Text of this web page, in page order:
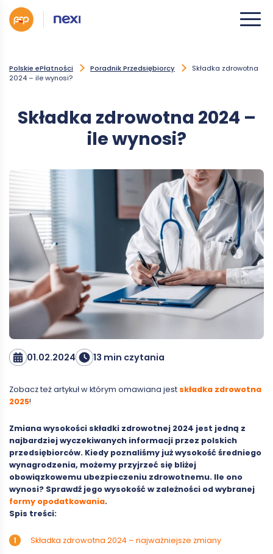
Polskie ePłatności Poradnik Przedsiębiorcy
Składka zdrowotna
2024 – ile wynosi?
Składka zdrowotna 2024 –
ile wynosi?
01.02.2024 13 min czytania
Zobacz też artykuł w którym omawiana jest składka zdrowotna
2025!
Zmiana wysokości składki zdrowotnej 2024 jest jedną z
najbardziej wyczekiwanych informacji przez polskich
przedsiębiorców. Kiedy poznaliśmy już wysokość średniego
wynagrodzenia, możemy przyjrzeć się bliżej
obowiązkowemu ubezpieczeniu zdrowotnemu. Ile ono
wynosi? Sprawdź jego wysokość w zależności od wybranej
formy opodatkowania.
Spis treści:
Składka zdrowotna 2024 – najważniejsze zmiany